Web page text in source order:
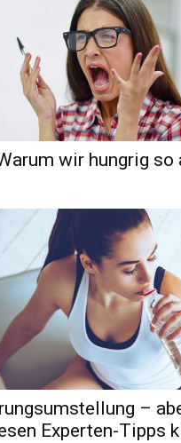
wir hungrig so
–
Experten-Tipps